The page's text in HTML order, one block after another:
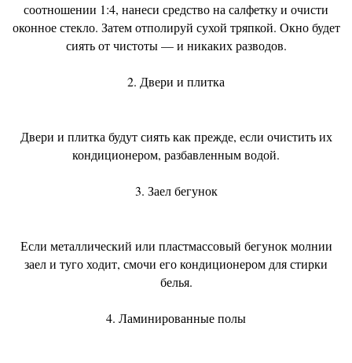
соотношении 1:4, нанеси средство на салфетку и очисти
оконное стекло. Затем отполируй сухой тряпкой. Окно будет
сиять от чистоты — и никаких разводов.
2. Двери и плитка
Двери и плитка будут сиять как прежде, если очистить их
кондиционером, разбавленным водой.
3. Заел бегунок
Если металлический или пластмассовый бегунок молнии
заел и туго ходит, смочи его кондиционером для стирки
белья.
4. Ламинированные полы